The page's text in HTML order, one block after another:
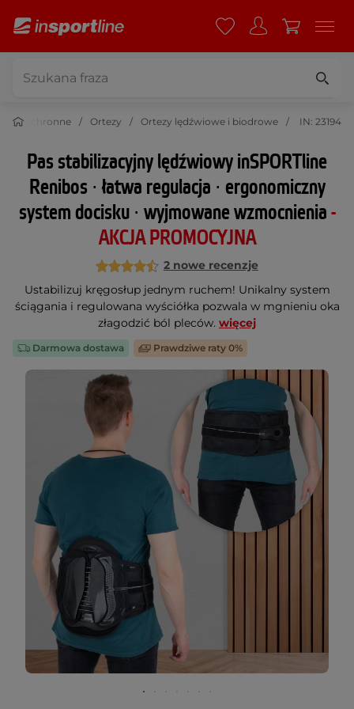
ochronne Ortezy Ortezy lędźwiowe i biodrowe IN: 23194
Pas stabilizacyjny lędźwiowy inSPORTline
Renibos ∙ łatwa regulacja ∙ ergonomiczny
system docisku ∙ wyjmowane wzmocnienia-
AKCJA PROMOCYJNA
2 nowe recenzje
Ustabilizuj kręgosłup jednym ruchem! Unikalny system
ściągania i regulowana wyściółka pozwala w mgnieniu oka
złagodzić ból pleców. więcej
Darmowa dostawa Prawdziwe raty 0%